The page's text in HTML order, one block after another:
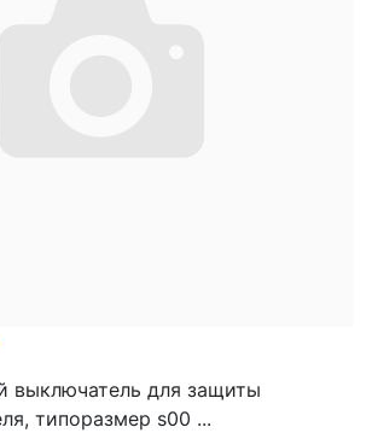
выключатель для защиты
типоразмер s00 ...